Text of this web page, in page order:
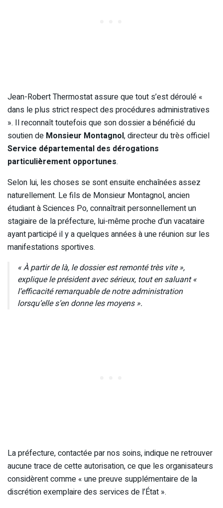
Jean-Robert Thermostat assure que tout s’est déroulé «
dans le plus strict respect des procédures administratives
». Il reconnaît toutefois que son dossier a bénéficié du
soutien de Monsieur Montagnol, directeur du très officiel
Service départemental des dérogations
particulièrement opportunes.
Selon lui, les choses se sont ensuite enchaînées assez
naturellement. Le fils de Monsieur Montagnol, ancien
étudiant à Sciences Po, connaîtrait personnellement un
stagiaire de la préfecture, lui-même proche d’un vacataire
ayant participé il y a quelques années à une réunion sur les
manifestations sportives.
« À partir de là, le dossier est remonté très vite »,
explique le président avec sérieux, tout en saluant «
l’efficacité remarquable de notre administration
lorsqu’elle s’en donne les moyens ».
La préfecture, contactée par nos soins, indique ne retrouver
aucune trace de cette autorisation, ce que les organisateurs
considèrent comme « une preuve supplémentaire de la
discrétion exemplaire des services de l’État ».